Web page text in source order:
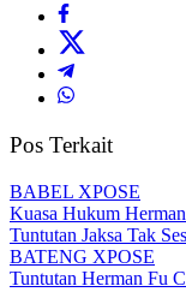
BABEL XPOSE
Kuasa Hukum
Tuntutan Jaksa Tak
BATENG XPOSE